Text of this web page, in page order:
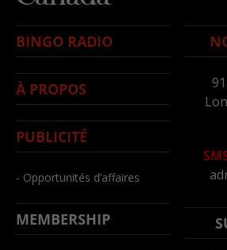
BINGO RADIO
À PROPOS
PUBLICITÉ
- Opportunités d’affaires
MEMBERSHIP